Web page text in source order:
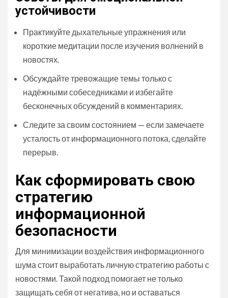
устойчивости
Практикуйте дыхательные упражнения или
короткие медитации после изучения волнений в
новостях.
Обсуждайте тревожащие темы только с
надёжными собеседниками и избегайте
бесконечных обсуждений в комментариях.
Следите за своим состоянием — если замечаете
усталость от информационного потока, сделайте
перерыв.
Как сформировать свою
стратегию
информационной
безопасности
Для минимизации воздействия информационного
шума стоит выработать личную стратегию работы с
новостями. Такой подход помогает не только
защищать себя от негатива, но и оставаться